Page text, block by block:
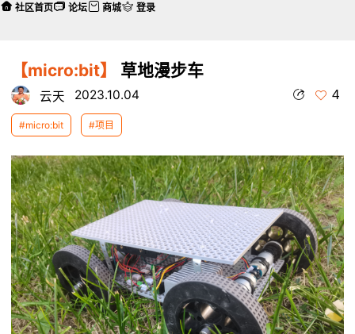
【micro:bit】 草地漫步车
云天 2023.10.04 4
#micro:bit #项目
社区首页 论坛 商城 登录